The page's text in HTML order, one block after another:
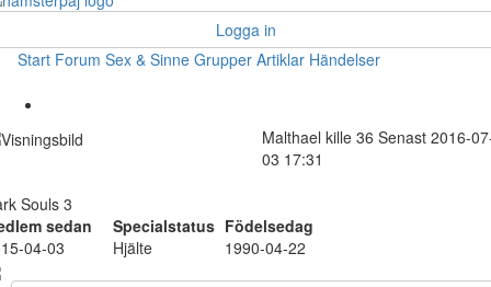
Logga in
Start Forum Sex & Sinne Grupper Artiklar Händelser
Malthael kille 36 Senast 2016-
03 17:31
Souls 3
sedan
Specialstatus Födelsedag
04-03
Hjälte 1990-04-22